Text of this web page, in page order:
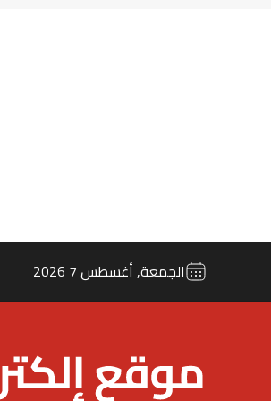
الجمعة, أغسطس 7 2026